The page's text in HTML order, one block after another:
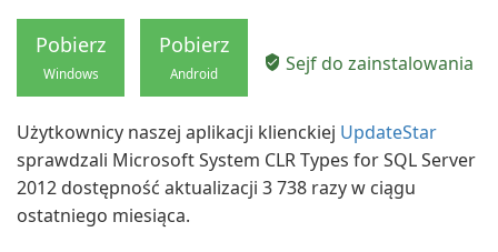
Pobierz
Windows
Pobierz
Android Sejf do zainstalowania
Użytkownicy naszej aplikacji klienckiej UpdateStar
sprawdzali Microsoft System CLR Types for SQL Server
2012 dostępność aktualizacji 3 738 razy w ciągu
ostatniego miesiąca.